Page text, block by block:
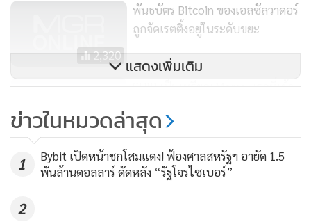
“Bitcoin (ผลิตภัณฑ์การลงทุน) มีการไหลเข้ารวม 145 ล้าน
เหรียญสหรัฐในสัปดาห์ที่แล้ว แม้ว่าจะได้รับความเดือดร้อนใน
ช่วงปลายสัปดาห์โดยมีการไหลออก 42 ล้านเหรียญสหรัฐในวัน
ศุกร์และทำให้เกิดความกังวลของนักลงทุน”James Butterfill
นักยุทธศาสตร์การลงทุนของ CoinShares กล่าวในรายงานเมื่อ
ต้นสัปดาห์นี้
ทั้งนี้เงินทุนไหลออกส่วนใหญ่ใน bitcoin และ cryptocurrencies
ทางเลือกอื่น ๆ (altcoins) เกิดขึ้นในช่วงครึ่งหลังของสัปดาห์ที่
แล้ว ซึ่งบ่งชี้ว่านักลงทุนมีความอ่อนไหวต่อราคาที่ผันผวนอย่าง
2,320
พันธบัตร Bitcoin ของเอลซัลวาดอร์
ถูกจัดเรตติ้งอยู่ในระดับขยะ
5,737
SHIB เป็นเหรียญ Meme แรกที่เข้า
แสดงเพิ่มเติม
ข่าวในหมวดล่าสุด
1
Bybit เปิดหน้าชกโสมแดง! ฟ้องศาลสหรัฐฯ อายัด 1.5
พันล้านดอลลาร์ ดัดหลัง “รัฐโจรไซเบอร์”
2